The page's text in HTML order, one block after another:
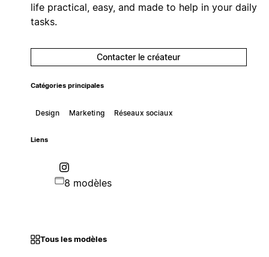
life practical, easy, and made to help in your daily
tasks.
Contacter le créateur
Catégories principales
Design Marketing Réseaux sociaux
Liens
8 modèles
Tous les modèles